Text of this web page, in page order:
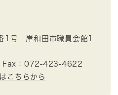
1号 岸和田市職員会館1
Fax：072-423-4622
こちらから